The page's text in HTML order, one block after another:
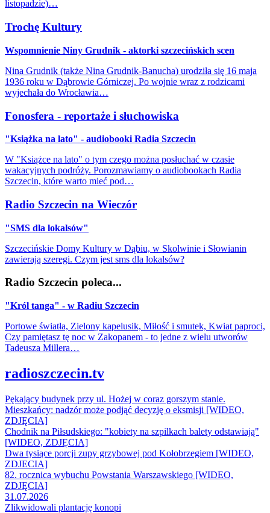
listopadzie)…
Trochę Kultury
Wspomnienie Niny Grudnik - aktorki szczecińskich scen
Nina Grudnik (także Nina Grudnik-Banucha) urodziła się 16 maja
1936 roku w Dąbrowie Górniczej. Po wojnie wraz z rodzicami
wyjechała do Wrocławia…
Fonosfera - reportaże i słuchowiska
"Książka na lato" - audiobooki Radia Szczecin
W "Książce na lato" o tym czego można posłuchać w czasie
wakacyjnych podróży. Porozmawiamy o audiobookach Radia
Szczecin, które warto mieć pod…
Radio Szczecin na Wieczór
"SMS dla lokalsów"
Szczecińskie Domy Kultury w Dąbiu, w Skolwinie i Słowianin
zawierają szeregi. Czym jest sms dla lokalsów?
Radio Szczecin poleca...
"Król tanga" - w Radiu Szczecin
Portowe światła, Zielony kapelusik, Miłość i smutek, Kwiat paproci,
Czy pamiętasz tę noc w Zakopanem - to jedne z wielu utworów
Tadeusza Millera…
radioszczecin.tv
Pękający budynek przy ul. Hożej w coraz gorszym stanie.
Mieszkańcy: nadzór może podjąć decyzję o eksmisji [WIDEO,
ZDJĘCIA]
Chodnik na Piłsudskiego: "kobiety na szpilkach balety odstawiają"
[WIDEO, ZDJĘCIA]
Dwa tysiące porcji zupy grzybowej pod Kołobrzegiem [WIDEO,
ZDJECIA]
82. rocznica wybuchu Powstania Warszawskiego [WIDEO,
ZDJĘCIA]
31.07.2026
Zlikwidowali plantację konopi